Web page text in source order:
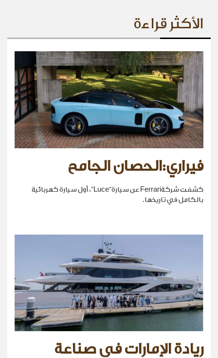
الأكثر قراءة
فيراري:الحصان الجامح
كشفت شركةFerrari عن سيارة“Luce”، أول سيارة كهربائية
بالكامل في تاريخها.
ريادة الإمارات في صناعة